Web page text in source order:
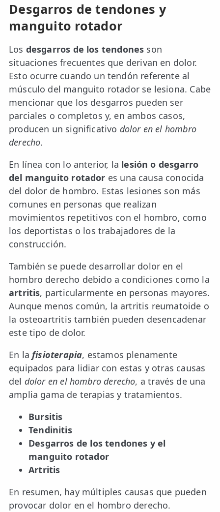
Desgarros de tendones y
manguito rotador
Los desgarros de los tendones son
situaciones frecuentes que derivan en dolor.
Esto ocurre cuando un tendón referente al
músculo del manguito rotador se lesiona. Cabe
mencionar que los desgarros pueden ser
parciales o completos y, en ambos casos,
producen un significativo dolor en el hombro
derecho.
En línea con lo anterior, la lesión o desgarro
del manguito rotador es una causa conocida
del dolor de hombro. Estas lesiones son más
comunes en personas que realizan
movimientos repetitivos con el hombro, como
los deportistas o los trabajadores de la
construcción.
También se puede desarrollar dolor en el
hombro derecho debido a condiciones como la
artritis, particularmente en personas mayores.
Aunque menos común, la artritis reumatoide o
la osteoartritis también pueden desencadenar
este tipo de dolor.
En lafisioterapia, estamos plenamente
equipados para lidiar con estas y otras causas
del dolor en el hombro derecho, a través de una
amplia gama de terapias y tratamientos.
Bursitis
Tendinitis
Desgarros de los tendones y el
manguito rotador
Artritis
En resumen, hay múltiples causas que pueden
provocar dolor en el hombro derecho.